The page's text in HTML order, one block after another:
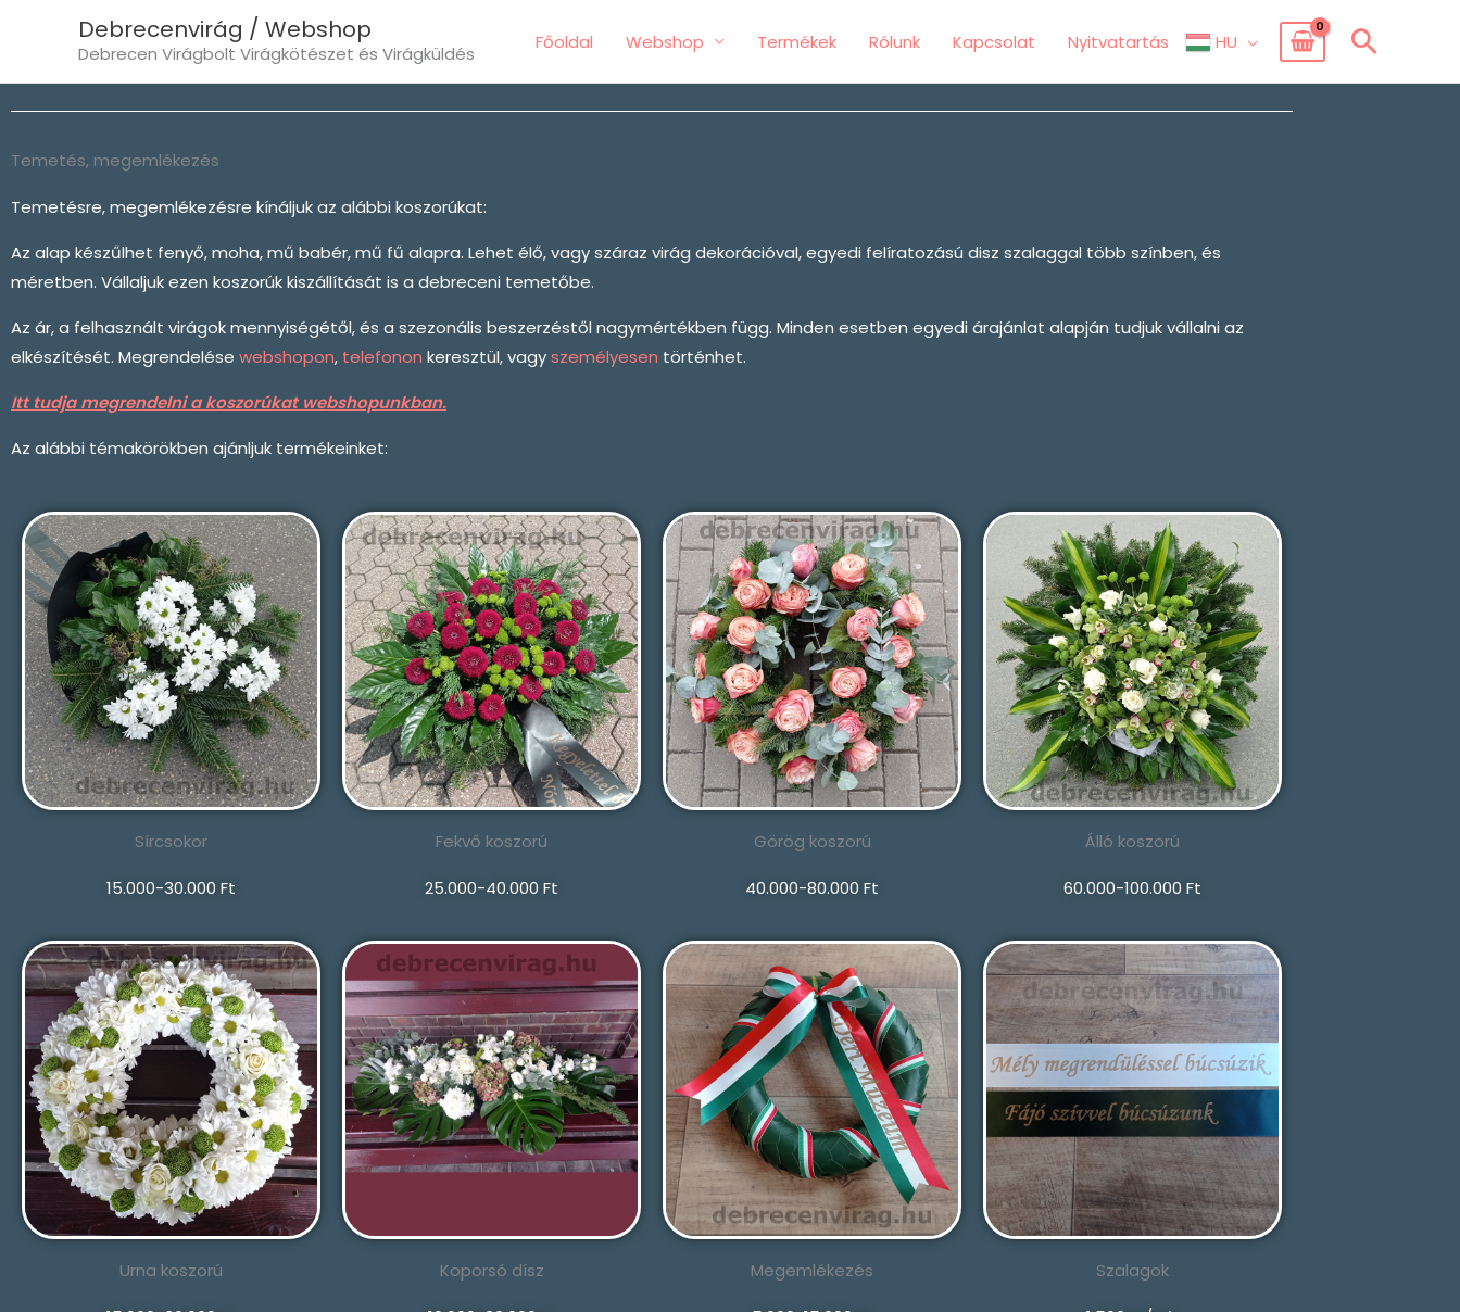
Debrecenvirág / Webshop
Debrecen Virágbolt Virágkötészet és Virágküldés
Főoldal Webshop Termékek Rólunk Kapcsolat Nyitvatartás HU
Temetés, megemlékezés
Temetésre, megemlékezésre kínáljuk az alábbi koszorúkat:
Az alap készűlhet fenyő, moha, mű babér, mű fű alapra. Lehet élő, vagy száraz virág dekorációval, egyedi felíratozású disz szalaggal több színben, és
méretben. Vállaljuk ezen koszorúk kiszállítását is a debreceni temetőbe.
Az ár, a felhasznált virágok mennyiségétől, és a szezonális beszerzéstől nagymértékben függ. Minden esetben egyedi árajánlat alapján tudjuk vállalni az
elkészítését. Megrendelése webshopon, telefonon keresztül, vagyszemélyesen történhet.
Itt tudja megrendelni a koszorúkat webshopunkban.
Az alábbi témakörökben ajánljuk termékeinket:
Sírcsokor
15.000-30.000 Ft
Fekvő koszorú
25.000-40.000 Ft
Görög koszorú
40.000-80.000 Ft
Álló koszorú
60.000-100.000 Ft
Urna koszorú Koporsó dísz Megemlékezés Szalagok